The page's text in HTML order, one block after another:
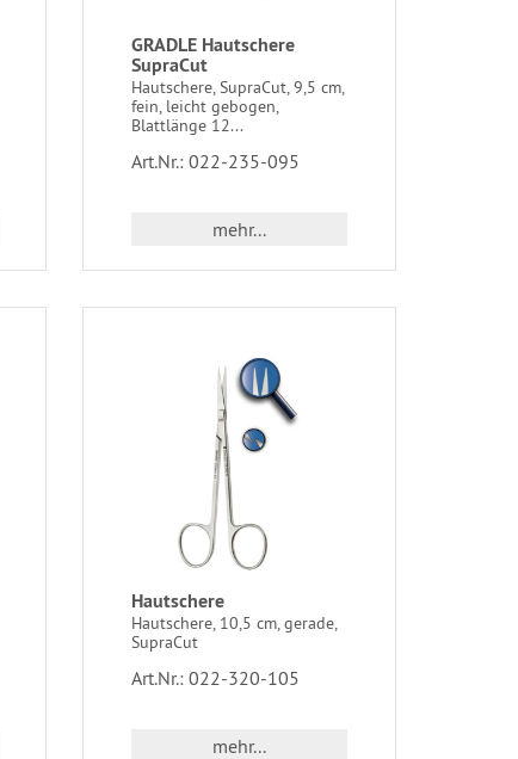
GRADLE Hautschere
SupraCut
Hautschere, SupraCut, 9,5 cm,
fein, leicht gebogen,
Blattlänge 12...
Art.Nr.: 022-235-095
mehr...
Hautschere
Hautschere, 10,5 cm, gerade,
SupraCut
Art.Nr.: 022-320-105
mehr...